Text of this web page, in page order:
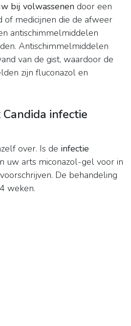
bij volwassenen door een
of medicijnen die de afweer
antischimmelmiddelen
Antischimmelmiddelen
van de gist, waardoor de
zijn fluconazol en
infectie
over. Is de infectie
uw arts miconazol-gel voor in
De behandeling
weken.